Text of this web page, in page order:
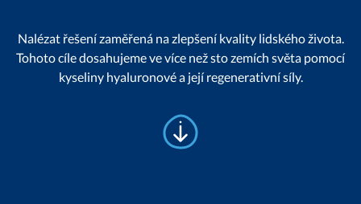
Nalézat řešení zaměřená na zlepšení kvality lidského života.
Tohoto cíle dosahujeme ve více než sto zemích světa pomocí
kyseliny hyaluronové a její regenerativní síly.